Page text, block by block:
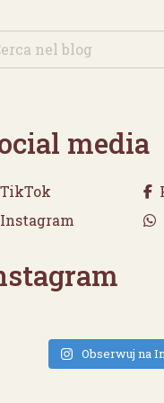
media
TikTok
Instagram
Obserwuj na